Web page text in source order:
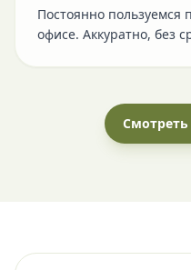
Постоянно
офисе. Аккуратно, без